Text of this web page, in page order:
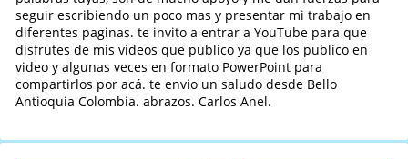
seguir escribiendo un poco mas y presentar mi trabajo en
diferentes paginas. te invito a entrar a YouTube para que
disfrutes de mis videos que publico ya que los publico en
video y algunas veces en formato PowerPoint para
compartirlos por acá. te envio un saludo desde Bello
Antioquia Colombia. abrazos. Carlos Anel.